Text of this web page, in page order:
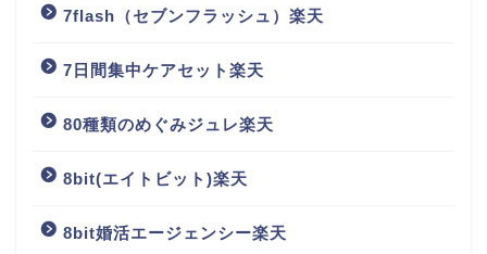
7flash（セブンフラッシュ）楽天
7日間集中ケアセット楽天
80種類のめぐみジュレ楽天
8bit(エイトビット)楽天
8bit婚活エージェンシー楽天